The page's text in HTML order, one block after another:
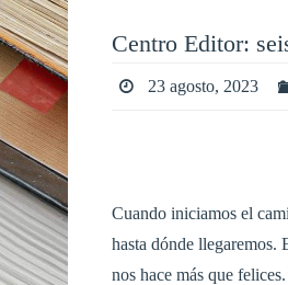
Centro Editor:
23 agosto, 2023
Cuando iniciamos el
hasta dónde llegaremos.
nos hace más que felices.